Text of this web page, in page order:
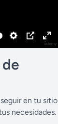
S
e
t
i
n
P
E
r
f
en tu sitio
necesidades.